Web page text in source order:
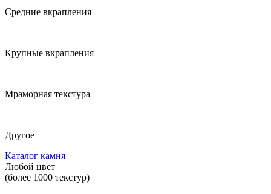
Средние вкрапления
Крупные вкрапления
Мраморная текстура
Другое
Каталог камня
Любой цвет
(более 1000 текстур)